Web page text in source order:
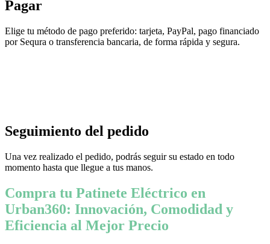
Pagar
Elige tu método de pago preferido: tarjeta, PayPal, pago financiado
por Sequra o transferencia bancaria, de forma rápida y segura.
Seguimiento del pedido
Una vez realizado el pedido, podrás seguir su estado en todo
momento hasta que llegue a tus manos.
Compra tu Patinete Eléctrico en
Urban360: Innovación, Comodidad y
Eficiencia al Mejor Precio